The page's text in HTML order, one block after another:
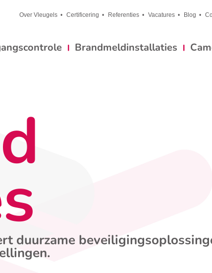
Over Vleugels Certificering Referenties Vacatures Blog
Brandmeldinstallaties
duurzame